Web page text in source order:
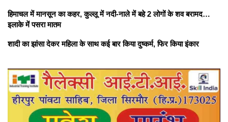
हिमाचल में मानसून का कहर, कुल्लू में नदी-नाले में बहे 2 लोगों के शव बरामद…
इलाके में पसरा मातम
शादी का झांसा देकर महिला के साथ कई बार किया दुष्कर्म, फिर किया इंकार